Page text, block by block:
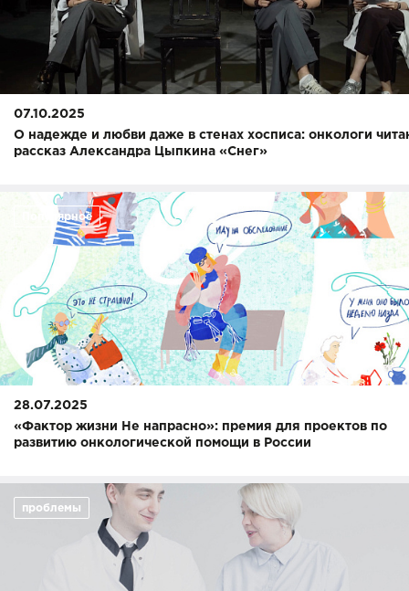
07.10.2025
О надежде и любви даже в стенах хосписа: онкологи
рассказ Александра Цыпкина «Снег»
Популярное
28.07.2025
«Фактор жизни Не напрасно»: премия для проектов по
развитию онкологической помощи в России
проблемы